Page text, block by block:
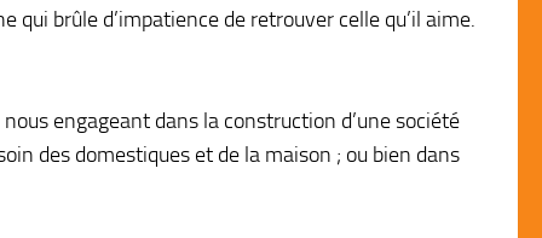
qui brûle d’impatience de retrouver celle qu’il aime.
engageant dans la construction d’une société
des domestiques et de la maison ; ou bien dans